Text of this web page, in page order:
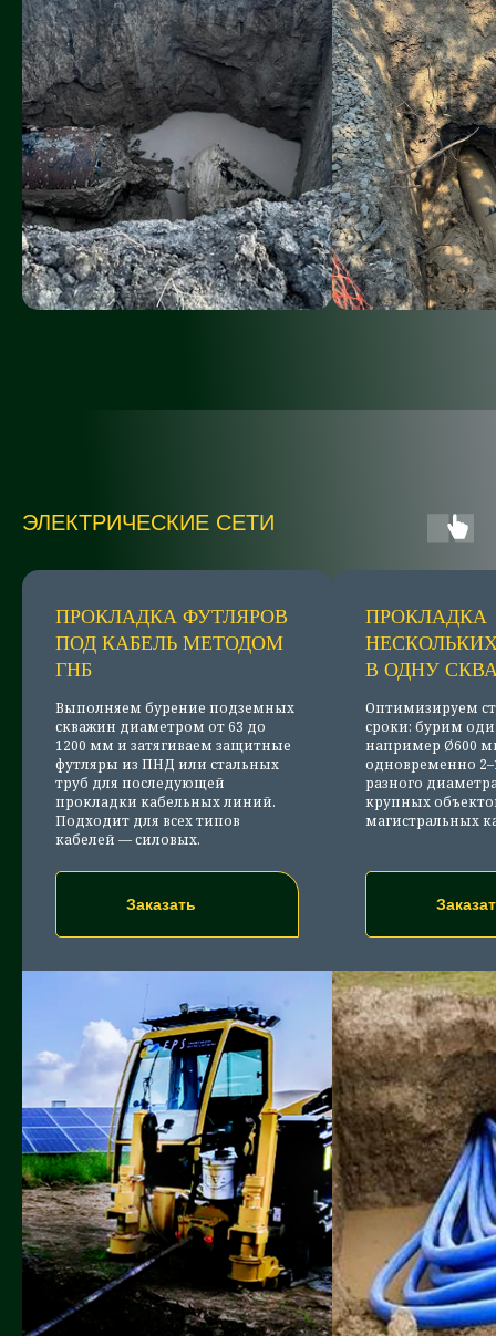
ЭЛЕКТРИЧЕСКИЕ СЕТИ
ПРОКЛАДКА ФУТЛЯРОВ
ПОД КАБЕЛЬ МЕТОДОМ
ГНБ
Выполняем бурение подземных
скважин диаметром от 63 до
1200 мм и затягиваем защитные
футляры из ПНД или стальных
труб для последующей
прокладки кабельных линий.
Подходит для всех типов
кабелей — силовых.
Заказать
ПРОКЛАДКА
В ОДНУ
Оптимизируем
сроки: бурим
например Ø600
одновременно
разного
крупных
магистральных